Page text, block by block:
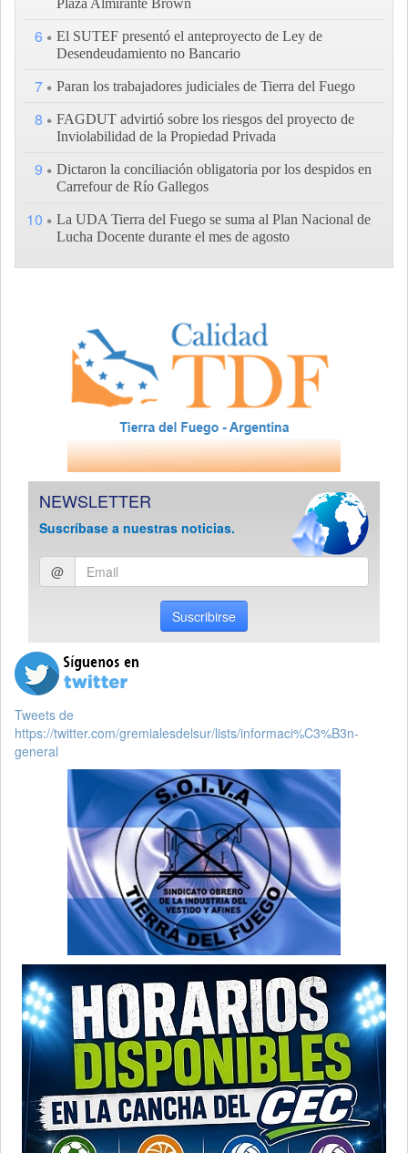
Plaza Almirante Brown
6
El SUTEF presentó el anteproyecto de Ley de
Desendeudamiento no Bancario
7 Paran los trabajadores judiciales de Tierra del Fuego
8
FAGDUT advirtió sobre los riesgos del proyecto de
Inviolabilidad de la Propiedad Privada
9
Dictaron la conciliación obligatoria por los despidos en
Carrefour de Río Gallegos
10
La UDA Tierra del Fuego se suma al Plan Nacional de
Lucha Docente durante el mes de agosto
NEWSLETTER
Suscríbase a nuestras noticias.
Ingresar
email
@
Suscribirse
Tweets de
https://twitter.com/gremialesdelsur/lists/informaci%C3%B3n-
general